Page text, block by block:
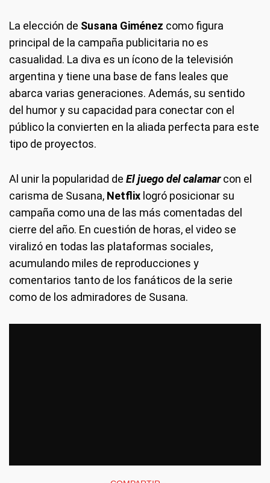
La elección de Susana Giménez como figura
principal de la campaña publicitaria no es
casualidad. La diva es un ícono de la televisión
argentina y tiene una base de fans leales que
abarca varias generaciones. Además, su sentido
del humor y su capacidad para conectar con el
público la convierten en la aliada perfecta para este
tipo de proyectos.
Al unir la popularidad de El juego del calamarcon el
carisma de Susana, Netflix logró posicionar su
campaña como una de las más comentadas del
cierre del año. En cuestión de horas, el video se
viralizó en todas las plataformas sociales,
acumulando miles de reproducciones y
comentarios tanto de los fanáticos de la serie
como de los admiradores de Susana.